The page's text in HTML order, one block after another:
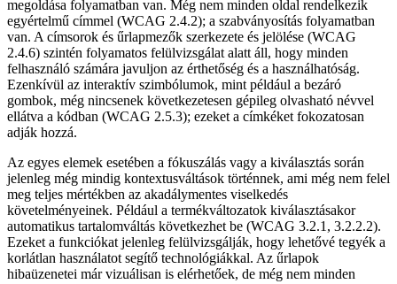
megoldása folyamatban van. Még nem minden oldal rendelkezik
egyértelmű címmel (WCAG 2.4.2); a szabványosítás folyamatban
van. A címsorok és űrlapmezők szerkezete és jelölése (WCAG
2.4.6) szintén folyamatos felülvizsgálat alatt áll, hogy minden
felhasználó számára javuljon az érthetőség és a használhatóság.
Ezenkívül az interaktív szimbólumok, mint például a bezáró
gombok, még nincsenek következetesen gépileg olvasható névvel
ellátva a kódban (WCAG 2.5.3); ezeket a címkéket fokozatosan
adják hozzá.
Az egyes elemek esetében a fókuszálás vagy a kiválasztás során
jelenleg még mindig kontextusváltások történnek, ami még nem felel
meg teljes mértékben az akadálymentes viselkedés
követelményeinek. Például a termékváltozatok kiválasztásakor
automatikus tartalomváltás következhet be (WCAG 3.2.1, 3.2.2.2).
Ezeket a funkciókat jelenleg felülvizsgálják, hogy lehetővé tegyék a
korlátlan használatot segítő technológiákkal. Az űrlapok
hibaüzenetei már vizuálisan is elérhetőek, de még nem minden